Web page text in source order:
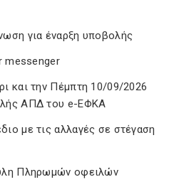
για έναρξη υποβολής
messenger
και την Πέμπτη 10/09/2026
ΑΠΔ του e-ΕΦΚΑ
με τις αλλαγές σε στέγαση
Πληρωμών οφειλών